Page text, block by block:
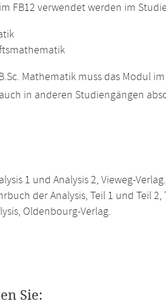
FB12 verwendet werden im
Mathematik muss das Modul
in anderen Studiengängen
1 und Analysis 2, Vieweg-Verlag.
der Analysis, Teil 1 und Teil 2,
Oldenbourg-Verlag.
Sie: